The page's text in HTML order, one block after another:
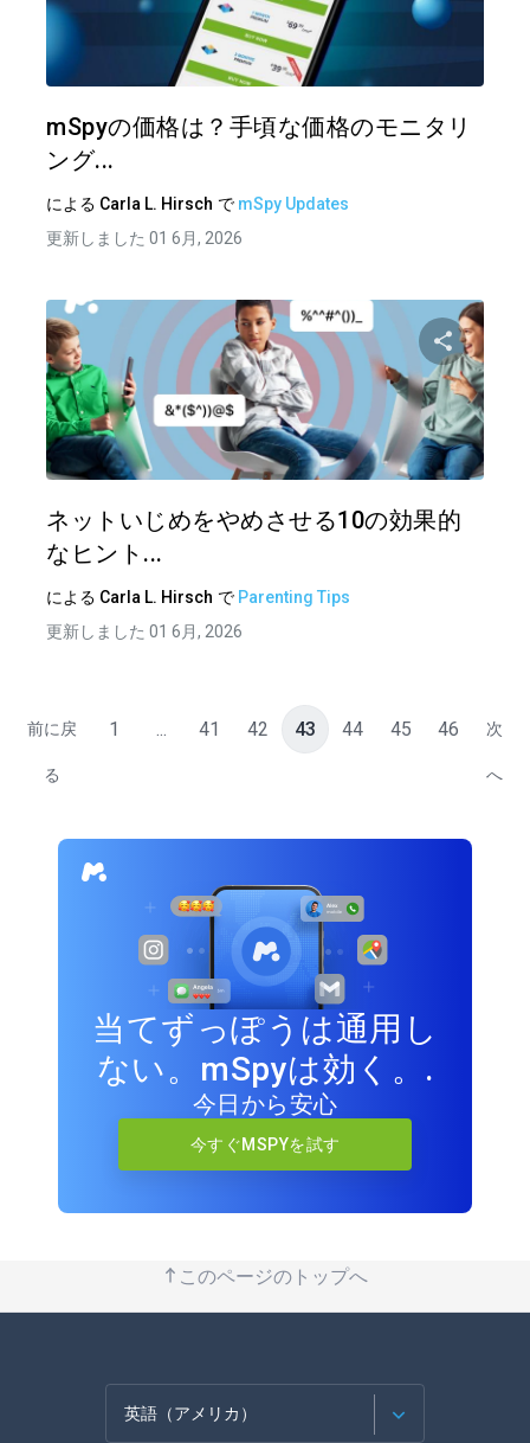
mSpyの価格は？手頃な価格のモニタリ
ング...
による Carla L. Hirsch で mSpy Updates
更新しました 01 6月, 2026
この記
ネットいじめをやめさせる10の効果的
なヒント...
による Carla L. Hirsch で Parenting Tips
更新しました 01 6月, 2026
前に戻
る
1 ... 41 42 43 44 45 46 次
へ
当てずっぽうは通用し
ない。mSpyは効く。.
今日から安心
今すぐMSPYを試す
このページのトップへ
英語（アメリカ）